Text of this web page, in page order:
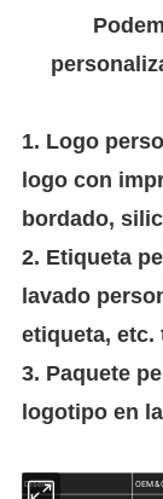
1. Logo
logo con
bordado,
2. Etiqueta
lavado
etiqueta, etc.
3. Paquete
logotipo en
Diseño